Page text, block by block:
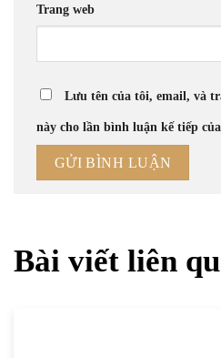
Trang web
Lưu tên của tôi, email, và
này cho lần bình luận kế tiếp
Bài viết liên